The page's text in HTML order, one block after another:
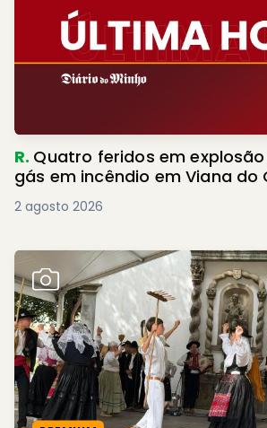
R. Quatro feridos em
gás em incêndio em Viana do
2 agosto 2026